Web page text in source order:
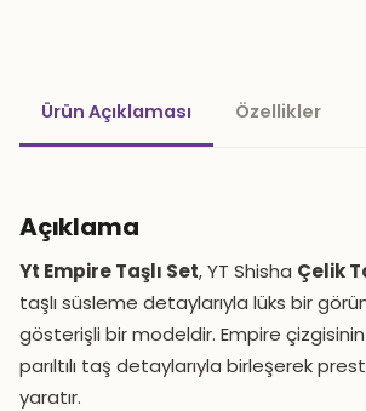
Ürün Açıklaması Özellikler
Açıklama
Yt Empire Taşlı Set, YT Shisha Çelik
taşlı süsleme detaylarıyla lüks bir
gösterişli bir modeldir. Empire
parıltılı taş detaylarıyla birleşerek
yaratır.